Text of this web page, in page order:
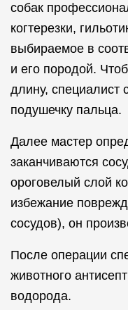
собак
когтерезки,
выбираемое в
и его породой.
длину, специалист
подушечку пальца.
Далее мастер
заканчиваются
ороговелый слой
избежание
сосудов), он
После операции
животного
водорода.